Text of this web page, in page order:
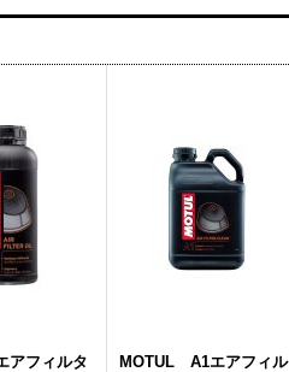
フィルタ
MOTUL A1エアフィル